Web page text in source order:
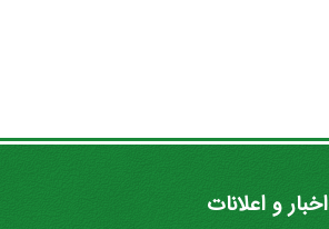
اخبار و اعلانات